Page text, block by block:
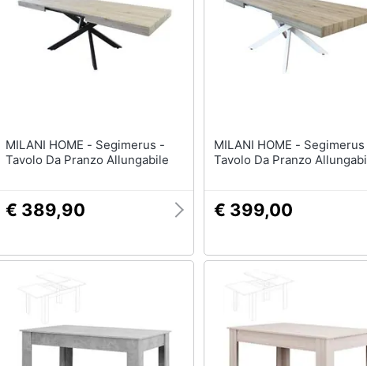
Lavanderia
Portabiancheria
Vedi tutti
MILANI HOME - Segimerus -
Tavolo Da Pranzo Allungabile
€ 389,90
MILANI HOME - Segimerus -
Tavolo Da Pranzo
€ 399,00